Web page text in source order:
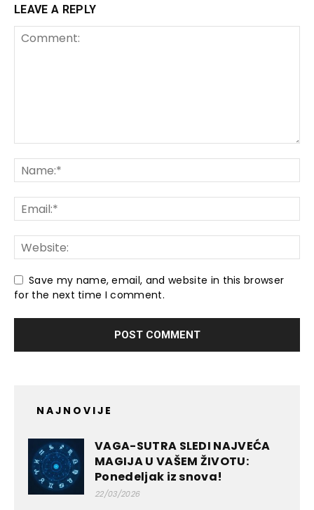
LEAVE A REPLY
Save my name, email, and website in this browser
for the next time I comment.
NAJNOVIJE
VAGA-SUTRA SLEDI NAJVEĆA
MAGIJA U VAŠEM ŽIVOTU:
Ponedeljak iz snova!
22/03/2026